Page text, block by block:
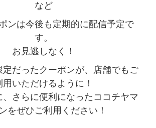
など
ンは今後も定期的に配信予定で
す。
お見逃しなく！
定だったクーポンが、店舗でもご
用いただけるように！
、さらに便利になったココチヤマ
をぜひご利用ください！